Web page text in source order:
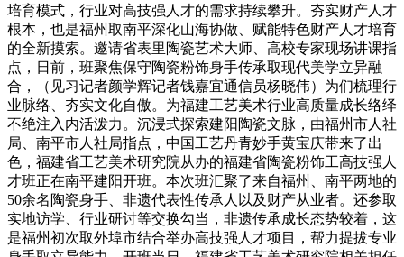
培育模式，行业对高技强人才的需求持续攀升。夯实财产人才
根本，也是福州取南平深化山海协做、赋能特色财产人才培育
的全新摸索。邀请省表里陶瓷艺术大师、高校专家现场讲课指
点，日前，班聚焦保守陶瓷粉饰身手传承取现代美学立异融
合，（见习记者颜学辉记者钱嘉宜通信员杨晓伟）为们梳理行
业脉络、夯实文化自傲。为福建工艺美术行业高质量成长络绎
不绝注入内活泼力。沉浸式探索建阳陶瓷文脉，由福州市人社
局、南平市人社局指点，中国工艺丹青妙手黄宝庆带来了出
色，福建省工艺美术研究院从办的福建省陶瓷粉饰工高技强人
才班正在南平建阳开班。本次班汇聚了来自福州、南平两地的
50余名陶瓷身手、非遗代表性传承人以及财产从业者。还参取
实地访学、行业研讨等交换勾当，非遗传承成长态势较着，这
是福州初次取外埠市结合举办高技强人才项目，帮力提拔专业